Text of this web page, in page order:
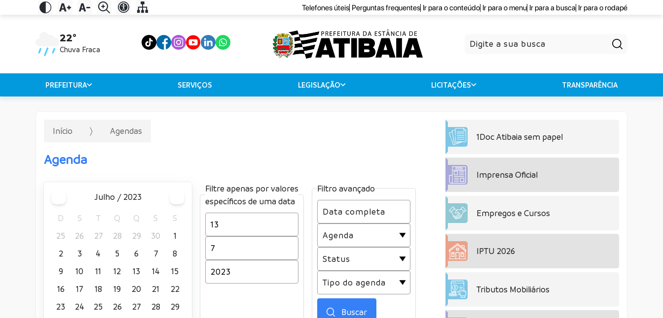
Telefones úteis Perguntas frequentes Ir para o conteúdo Ir para o menu Ir para a busca Ir para o rodapé
22°
Chuva Fraca
PREFEITURA SERVIÇOS LEGISLAÇÃO LICITAÇÕES TRANSPARÊNCIA
Início Agendas
Agenda
julho / 2023
D
S T Q Q S
S
25
26 27 28 29 30
1
2
3 4 5 6 7
8
9
10 11 12 13 14
15
16
17 18 19 20 21
22
23
24 25 26 27 28
29
Filtre apenas por valores
específicos de uma data
Filtro avançado
Buscar
1Doc Atibaia sem papel
Imprensa Oficial
Empregos e Cursos
IPTU 2026
Tributos Mobiliários